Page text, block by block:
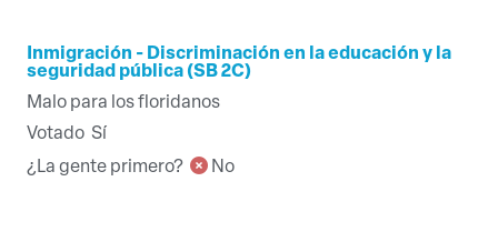
Inmigración - Discriminación en la educación y la
seguridad pública (SB 2C)
Malo para los floridanos
Votado Sí
¿La gente primero?
No